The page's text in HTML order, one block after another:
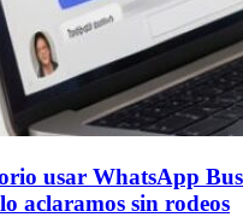
usar WhatsApp
aclaramos sin rodeos